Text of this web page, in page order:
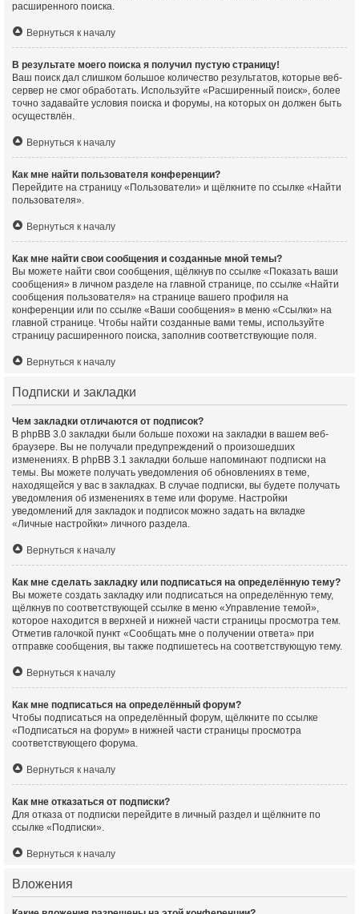
расширенного поиска.
Вернуться к началу
В результате моего поиска я получил пустую страницу!
Ваш поиск дал слишком большое количество результатов, которые веб-
сервер не смог обработать. Используйте «Расширенный поиск», более
точно задавайте условия поиска и форумы, на которых он должен быть
осуществлён.
Вернуться к началу
Как мне найти пользователя конференции?
Перейдите на страницу «Пользователи» и щёлкните по ссылке «Найти
пользователя».
Вернуться к началу
Как мне найти свои сообщения и созданные мной темы?
Вы можете найти свои сообщения, щёлкнув по ссылке «Показать ваши
сообщения» в личном разделе на главной странице, по ссылке «Найти
сообщения пользователя» на странице вашего профиля на
конференции или по ссылке «Ваши сообщения» в меню «Ссылки» на
главной странице. Чтобы найти созданные вами темы, используйте
страницу расширенного поиска, заполнив соответствующие поля.
Вернуться к началу
Подписки и закладки
Чем закладки отличаются от подписок?
В phpBB 3.0 закладки были больше похожи на закладки в вашем веб-
браузере. Вы не получали предупреждений о произошедших
изменениях. В phpBB 3.1 закладки больше напоминают подписки на
темы. Вы можете получать уведомления об обновлениях в теме,
находящейся у вас в закладках. В случае подписки, вы будете получать
уведомления об изменениях в теме или форуме. Настройки
уведомлений для закладок и подписок можно задать на вкладке
«Личные настройки» личного раздела.
Вернуться к началу
Как мне сделать закладку или подписаться на определённую тему?
Вы можете создать закладку или подписаться на определённую тему,
щёлкнув по соответствующей ссылке в меню «Управление темой»,
которое находится в верхней и нижней части страницы просмотра тем.
Отметив галочкой пункт «Сообщать мне о получении ответа» при
отправке сообщения, вы также подпишетесь на соответствующую тему.
Вернуться к началу
Как мне подписаться на определённый форум?
Чтобы подписаться на определённый форум, щёлкните по ссылке
«Подписаться на форум» в нижней части страницы просмотра
соответствующего форума.
Вернуться к началу
Как мне отказаться от подписки?
Для отказа от подписки перейдите в личный раздел и щёлкните по
ссылке «Подписки».
Вернуться к началу
Вложения